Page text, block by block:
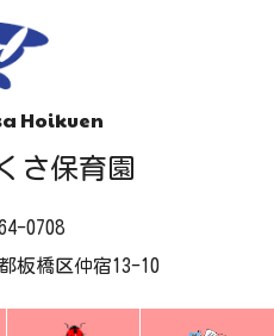
Hoikuen
さ保育園
0708
板橋区仲宿13-10